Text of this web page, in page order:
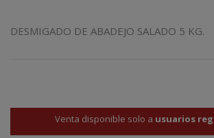
DESMIGADO DE ABADEJO SALADO 5 KG.
Venta disponible solo a usuarios